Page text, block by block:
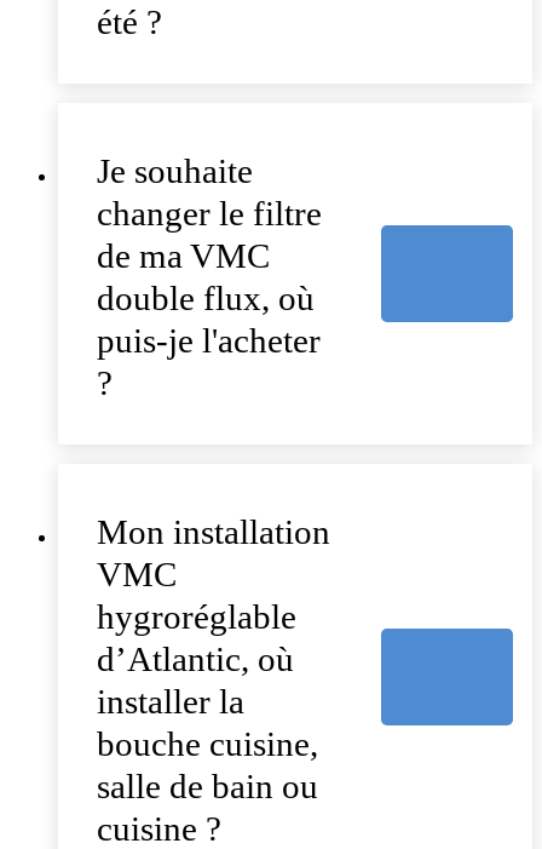
été ?
Je souhaite
changer le filtre
de ma VMC
double flux, où
puis-je l'acheter
?
Mon installation
VMC
hygroréglable
d’Atlantic, où
installer la
bouche cuisine,
salle de bain ou
cuisine ?